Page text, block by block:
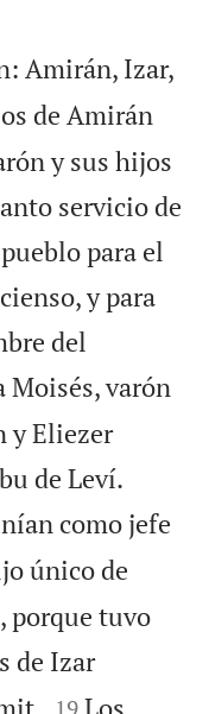
Amirán, Izar,
de Amirán
y sus hijos
servicio de
para el
y para
del
Moisés, varón
y Eliezer
de Leví.
como jefe
único de
porque tuvo
de Izar

